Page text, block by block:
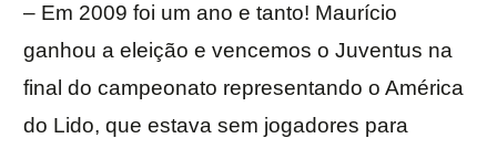
– Em 2009 foi um ano e tanto! Maurício
ganhou a eleição e vencemos o Juventus na
final do campeonato representando o América
do Lido, que estava sem jogadores para